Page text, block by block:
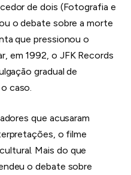
de dois (Fotografia e
o debate sobre a morte
que pressionou o
em 1992, o JFK Records
gradual de
caso.
que acusaram
o filme
Mais do que
o debate sobre